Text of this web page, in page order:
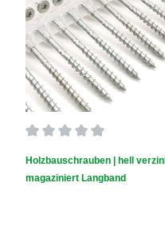
Holzbauschrauben | hell
magaziniert Langband